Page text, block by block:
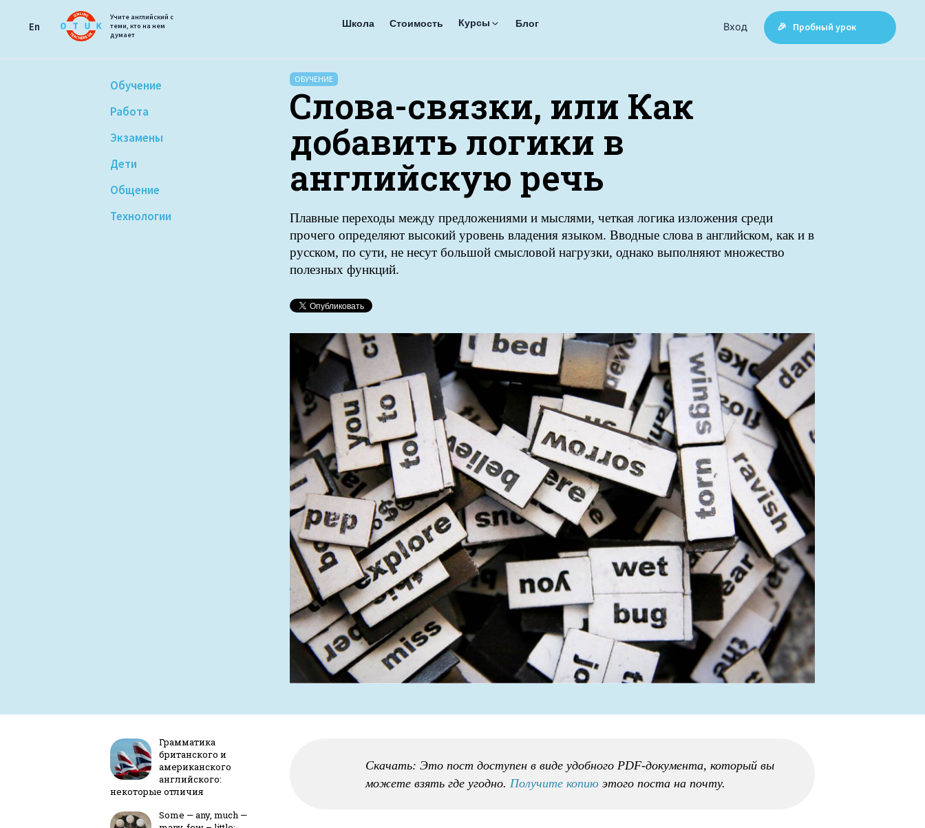
En
Учите английский с
теми, кто на нем
думает
Школа Стоимость Курсы Блог Вход 🎉 Пробный урок
Обучение
Работа
Экзамены
Дети
Общение
Технологии
ОБУЧЕНИЕ
Слова-связки, или Как
добавить логики в
английскую речь
Плавные переходы между предложениями и мыслями, четкая логика изложения среди
прочего определяют высокий уровень владения языком. Вводные слова в английском, как и в
русском, по сути, не несут большой смысловой нагрузки, однако выполняют множество
полезных функций.
Грамматика
британского и
американского
английского:
некоторые отличия
Some — any, much —
Скачать: Это пост доступен в виде удобного PDF-документа, который вы
можете взять где угодно. Получите копию этого поста на почту.